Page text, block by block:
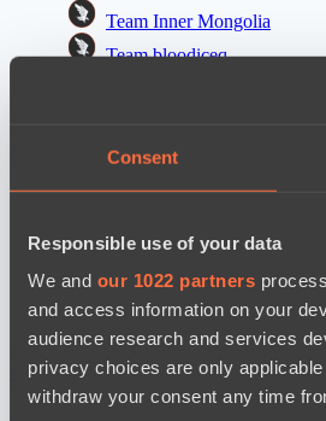
Consent
Responsible use of your data
We and our 1022 partners
and access information on your
audience research and services
privacy choices are only
withdraw your consent any time
Team Inner Mongolia
Team bloodiceq
Moonlight Wispers
ZEUS THUNDER GOD
Silent killer
Настройки файлов cookie Политика
конфиденциальностиДекларация о
Поддержка:support@hawk.live